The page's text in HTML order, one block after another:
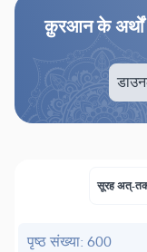
क़ुरआन के अर्थों
सूरह अत्-
पृष्ठ संख्या: 600